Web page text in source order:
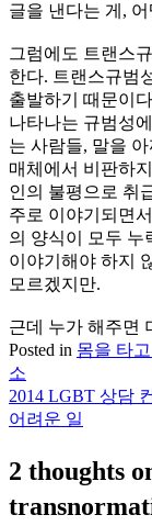
글을 낸다는 게,
그럼에도 트랜스
한다. 트랜스규범
출발하기 때문이
나타나는 규범성
는 사람들, 말을
매체에서 비판하
인의 불평으로 취
주로 이야기되면
의 양식이 모두 누
이야기해야 하지
모르겠지만.
근데 누가 해주면
Posted in 몸을 타
소
글
탐
색
2014 LGBT 상담
어려운 일
2 thoughts